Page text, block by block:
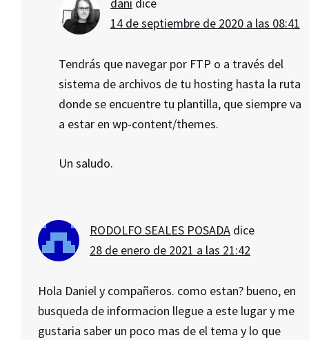
dani dice
14 de septiembre de 2020 a las 08:41
Tendrás que navegar por FTP o a través del
sistema de archivos de tu hosting hasta la ruta
donde se encuentre tu plantilla, que siempre va
a estar en wp-content/themes.
Un saludo.
RODOLFO SEALES POSADA dice
28 de enero de 2021 a las 21:42
Hola Daniel y compañeros. como estan? bueno, en
busqueda de informacion llegue a este lugar y me
gustaria saber un poco mas de el tema y lo que